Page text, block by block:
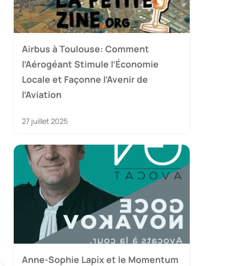
Airbus à Toulouse: Comment
l’Aérogéant Stimule l’Économie
Locale et Façonne l’Avenir de
l’Aviation
27 juillet 2025
Anne-Sophie Lapix et le Momentum